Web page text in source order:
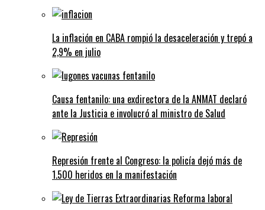
La inflación en CABA rompió la desaceleración y trepó a
2,9% en julio
Causa fentanilo: una exdirectora de la ANMAT declaró
ante la Justicia e involucró al ministro de Salud
Represión frente al Congreso: la policía dejó más de
1.500 heridos en la manifestación